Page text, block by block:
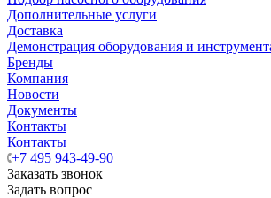
Дополнительные услуги
Доставка
Демонстрация оборудования и
Бренды
Компания
Новости
Документы
Контакты
Контакты
+7 495 943-49-90
Заказать звонок
Задать вопрос